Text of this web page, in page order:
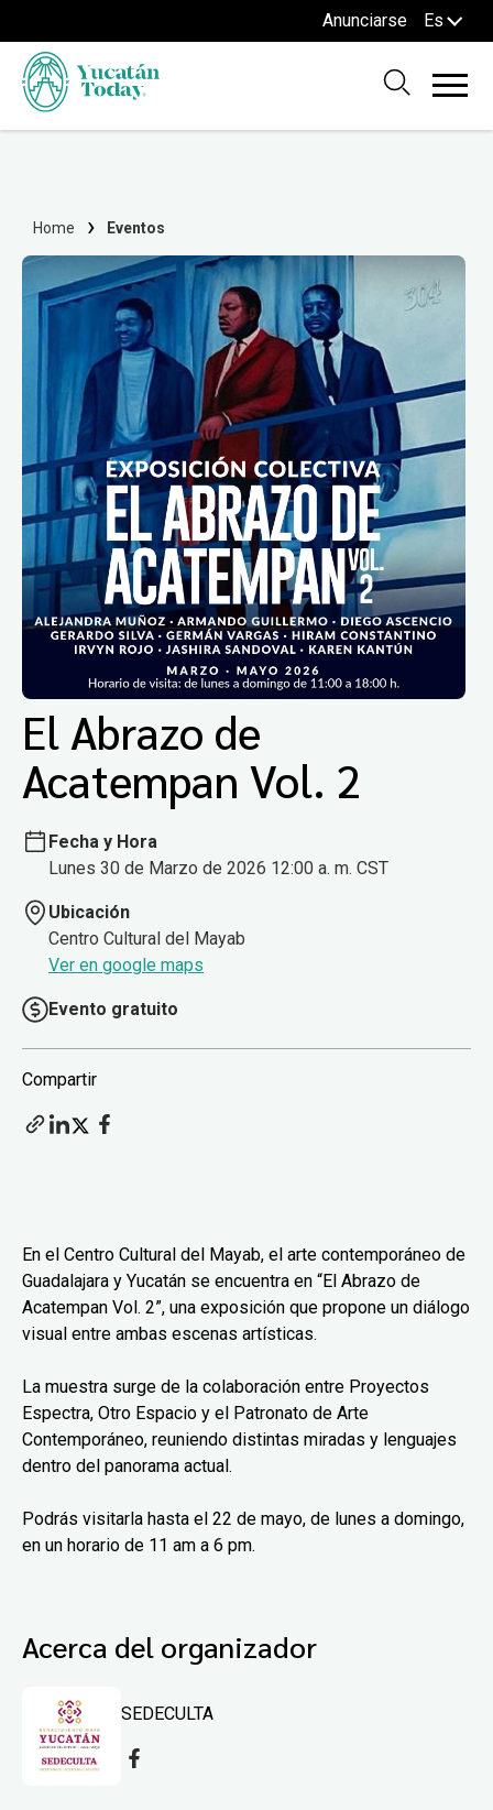
Anunciarse Es
Home Eventos
El Abrazo de
Acatempan Vol. 2
Fecha y Hora
Lunes 30 de Marzo de 2026 12:00 a. m. CST
Ubicación
Centro Cultural del Mayab
Ver en google maps
Evento gratuito
Compartir
En el Centro Cultural del Mayab, el arte contemporáneo de
Guadalajara y Yucatán se encuentra en “El Abrazo de
Acatempan Vol. 2”, una exposición que propone un diálogo
visual entre ambas escenas artísticas.
La muestra surge de la colaboración entre Proyectos
Espectra, Otro Espacio y el Patronato de Arte
Contemporáneo, reuniendo distintas miradas y lenguajes
dentro del panorama actual.
Podrás visitarla hasta el 22 de mayo, de lunes a domingo,
en un horario de 11 am a 6 pm.
Acerca del organizador
SEDECULTA